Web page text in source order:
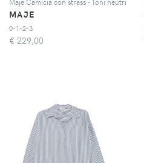
MAJE
0-1-2-3
€ 229,00